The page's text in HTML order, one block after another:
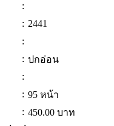
:
: 2441
:
: ปกอ่อน
:
: 95 หน้า
: 450.00 บาท